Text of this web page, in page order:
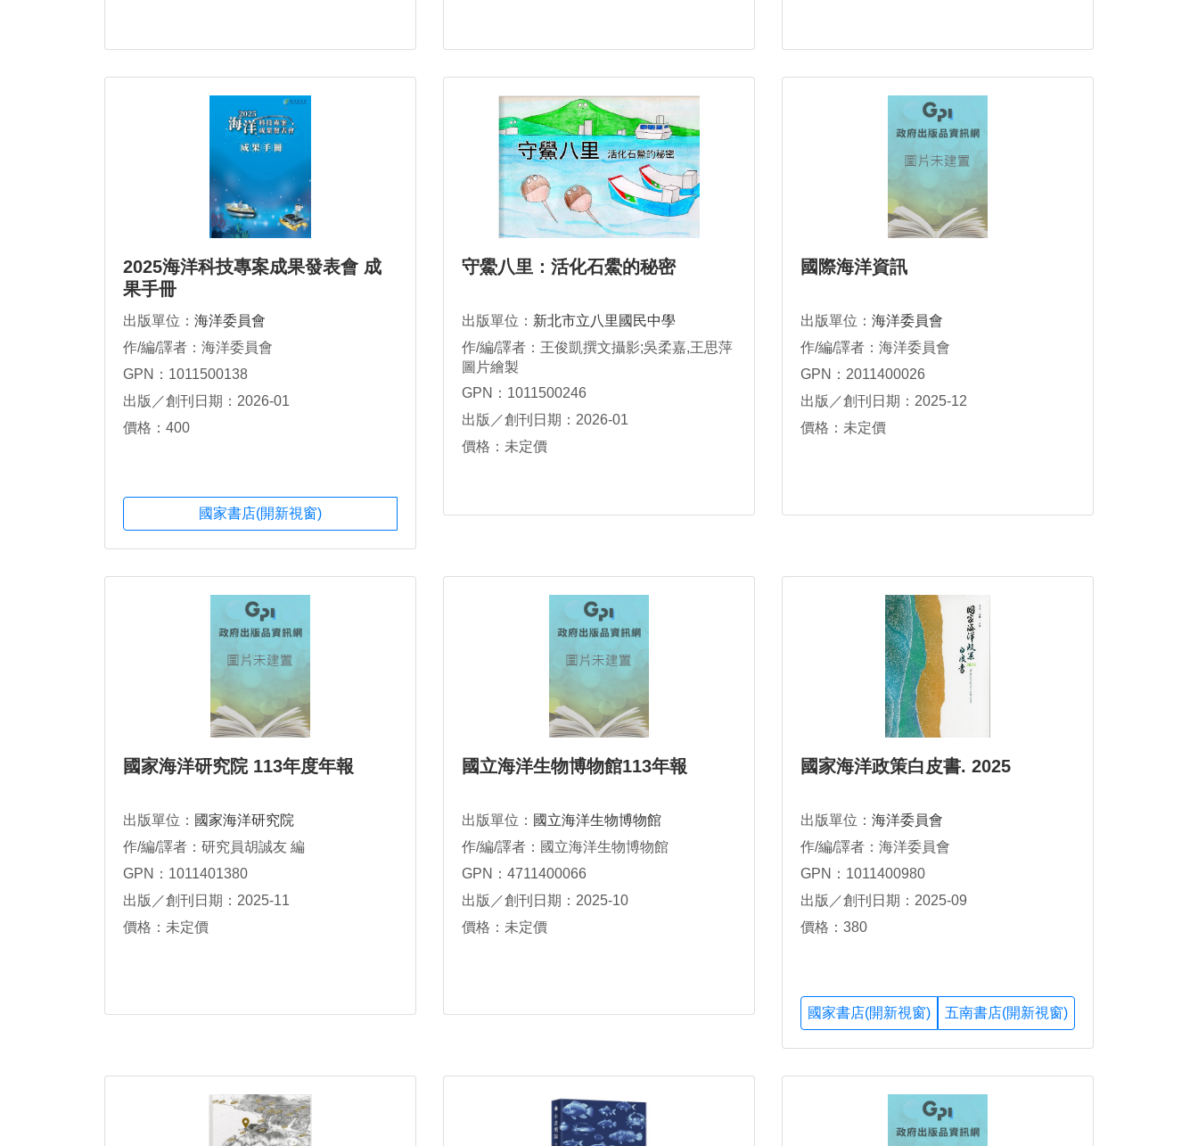
2025海洋科技專案成果發表會 成
果手冊
出版單位： 海洋委員會
作/編/譯者：海洋委員會
GPN：1011500138
出版／創刊日期：2026-01
價格：400
國家書店(開新視窗)
守鱟八里：活化石鱟的秘密
出版單位： 新北市立八里國民中學
作/編/譯者：王俊凱撰文攝影;吳柔嘉,王思萍
圖片繪製
GPN：1011500246
出版／創刊日期：2026-01
價格：未定價
國際海洋資訊
出版單位： 海洋委員會
作/編/譯者：海洋委員會
GPN：2011400026
出版／創刊日期：2025-12
價格：未定價
國家海洋研究院 113年度年報
出版單位： 國家海洋研究院
作/編/譯者：研究員胡誠友 編
GPN：1011401380
出版／創刊日期：2025-11
價格：未定價
國立海洋生物博物館113年報
出版單位： 國立海洋生物博物館
作/編/譯者：國立海洋生物博物館
GPN：4711400066
出版／創刊日期：2025-10
價格：未定價
國家海洋政策白皮書. 2025
出版單位： 海洋委員會
作/編/譯者：海洋委員會
GPN：1011400980
出版／創刊日期：2025-09
價格：380
國家書店(開新視窗) 五南書店(開新視窗)